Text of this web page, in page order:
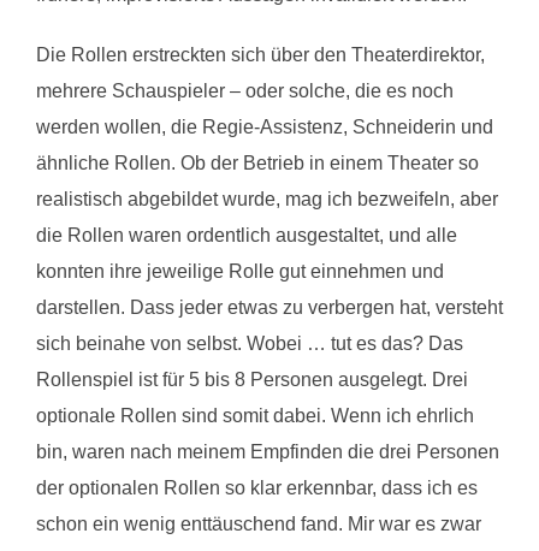
Die Rollen erstreckten sich über den Theaterdirektor,
mehrere Schauspieler – oder solche, die es noch
werden wollen, die Regie-Assistenz, Schneiderin und
ähnliche Rollen. Ob der Betrieb in einem Theater so
realistisch abgebildet wurde, mag ich bezweifeln, aber
die Rollen waren ordentlich ausgestaltet, und alle
konnten ihre jeweilige Rolle gut einnehmen und
darstellen. Dass jeder etwas zu verbergen hat, versteht
sich beinahe von selbst. Wobei … tut es das? Das
Rollenspiel ist für 5 bis 8 Personen ausgelegt. Drei
optionale Rollen sind somit dabei. Wenn ich ehrlich
bin, waren nach meinem Empfinden die drei Personen
der optionalen Rollen so klar erkennbar, dass ich es
schon ein wenig enttäuschend fand. Mir war es zwar